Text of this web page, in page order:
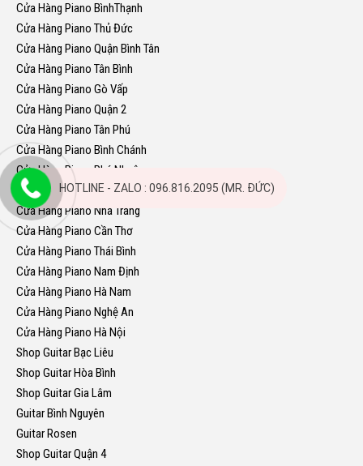
Cửa Hàng Piano BìnhThạnh
Cửa Hàng Piano Thủ Đức
Cửa Hàng Piano Quận Bình Tân
Cửa Hàng Piano Tân Bình
Cửa Hàng Piano Gò Vấp
Cửa Hàng Piano Quận 2
Cửa Hàng Piano Tân Phú
Cửa Hàng Piano Bình Chánh
Cửa Hàng Piano Phú Nhuận
Cửa Hàng Piano Quy Nhơn
Cửa Hàng Piano Nha Trang
Cửa Hàng Piano Cần Thơ
Cửa Hàng Piano Thái Bình
Cửa Hàng Piano Nam Định
Cửa Hàng Piano Hà Nam
Cửa Hàng Piano Nghệ An
Cửa Hàng Piano Hà Nội
Shop Guitar Bạc Liêu
Shop Guitar Hòa Bình
Shop Guitar Gia Lâm
Guitar Bình Nguyên
Guitar Rosen
Shop Guitar Quận 4
HOTLINE - ZALO : 096.816.2095 (MR. ĐỨC)